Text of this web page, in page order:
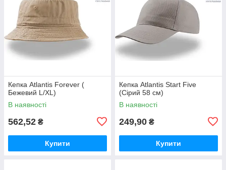
Кепка Atlantis Forever (
Бежевий L/XL)
В наявності
562,52 ₴
Купити
Кепка Atlantis Start Five
(Сірий 58 см)
В наявності
249,90 ₴
Купити